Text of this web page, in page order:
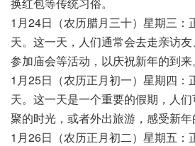
1月24日（农历腊月三十）星期三：
天。这一天，人们通常会去走亲访
参加庙会等活动，以庆祝新年的到来。
1月25日（农历正月初一）星期四：
天。这一天是一个重要的假期，人
聚的时光，或者外出旅游，感受新年
1月26日（农历正月初二）星期五：